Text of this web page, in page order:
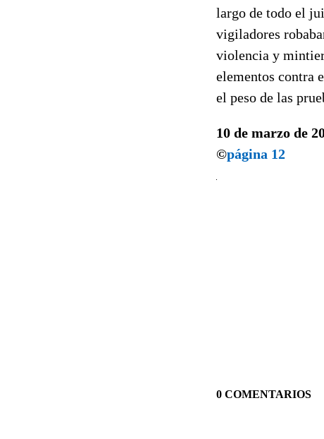
largo de todo el
vigiladores
violencia y
elementos contra
el peso de las
10 de marzo de
©página 12
0 COMENTARIOS